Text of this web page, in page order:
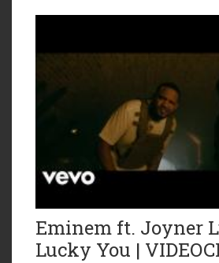
Eminem ft. Joyner
Lucky You |